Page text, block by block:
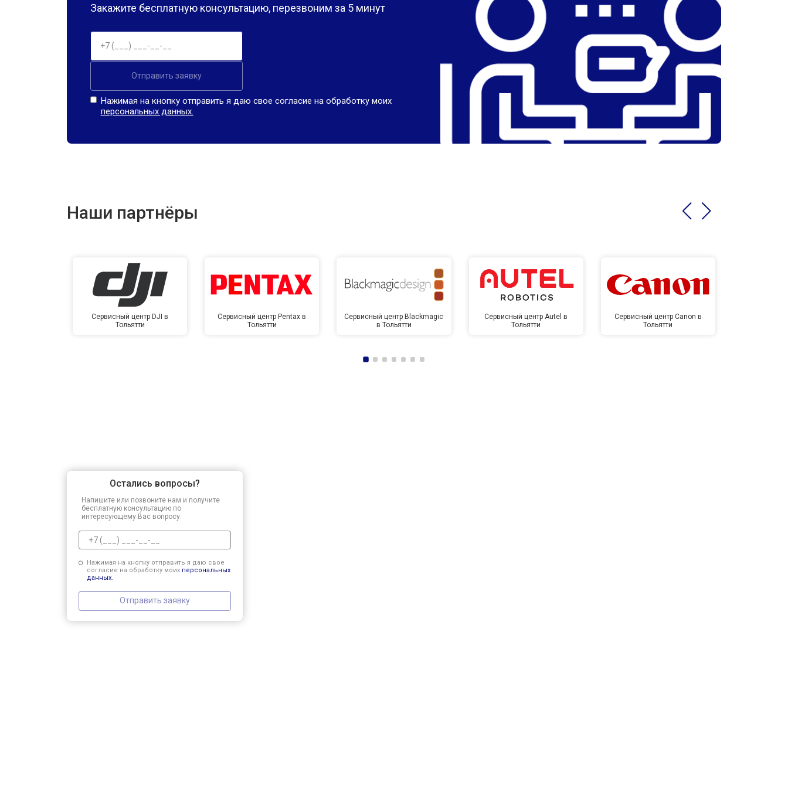
Закажите бесплатную консультацию, перезвоним за 5 минут
Отправить заявку
Нажимая на кнопку отправить я даю свое согласие на обработку моих
персональных данных.
Наши партнёры
Сервисный центр DJI в
Тольятти
Сервисный центр Pentax в
Тольятти
Сервисный центр Blackmagic
в Тольятти
Сервисный центр Autel в
Тольятти
Сервисный центр Canon в
Тольятти
Остались вопросы?
Напишите или позвоните нам и получите
бесплатную консультацию по
интересующему Вас вопросу.
Нажимая на кнопку отправить я даю свое
согласие на обработку моих персональных
данных.
Отправить заявку